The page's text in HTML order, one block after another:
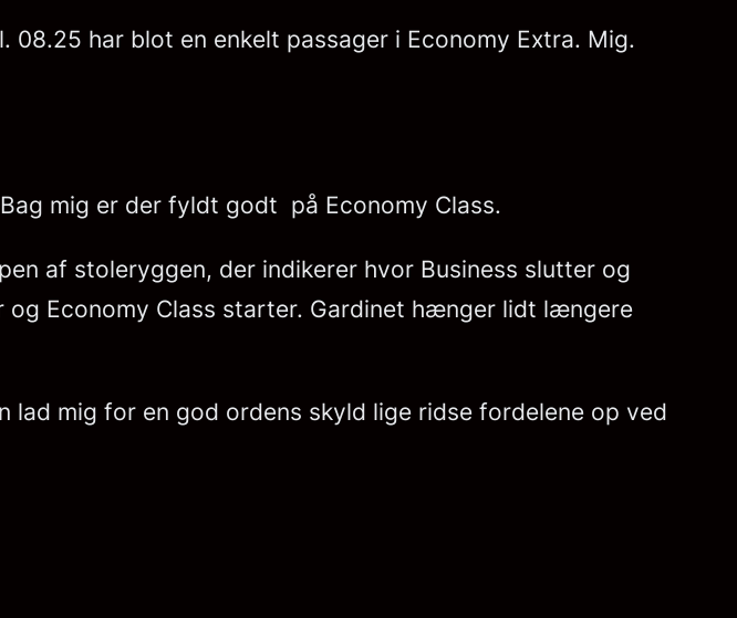
har blot en enkelt passager i Economy Extra. Mig.
mig er der fyldt godt på Economy Class.
af stoleryggen, der indikerer hvor Business slutter og
Economy Class starter. Gardinet hænger lidt længere
lad mig for en god ordens skyld lige ridse fordelene op ved